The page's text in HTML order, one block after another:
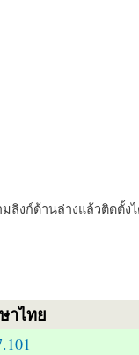
มลิงก์ด้านล่างแล้วติดตั้ง
าไทย